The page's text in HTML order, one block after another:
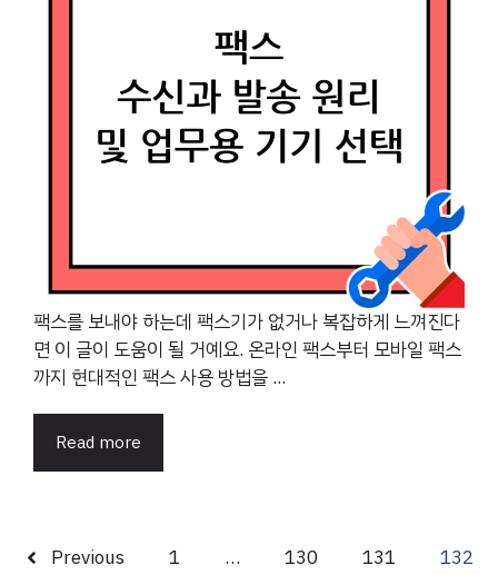
팩스를 보내야 하는데 팩스기가 없거나 복잡하게 느껴진다
면 이 글이 도움이 될 거예요. 온라인 팩스부터 모바일 팩스
까지 현대적인 팩스 사용 방법을 ...
Read more
Previous 1 … 130 131 132